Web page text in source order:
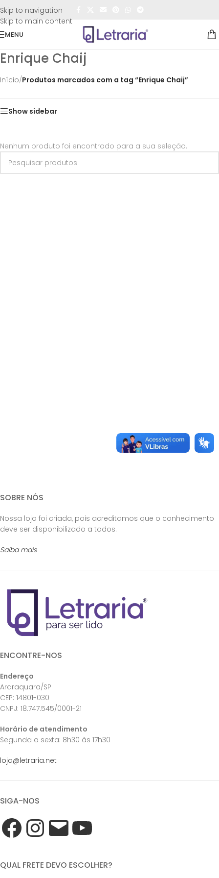
Skip to navigation
Skip to main content
FRETE GRÁTIS
MENU
Enrique Chaij
Início/Produtos marcados com a tag “Enrique Chaij”
Show sidebar
Nenhum produto foi encontrado para a sua seleção.
SOBRE NÓS
Nossa loja foi criada, pois acreditamos que o conhecimento
deve ser disponibilizado a todos.
Saiba mais
ENCONTRE-NOS
Endereço
Araraquara/SP
CEP: 14801-030
CNPJ: 18.747.545/0001-21
Horário de atendimento
Segunda a sexta: 8h30 às 17h30
loja@letraria.net
SIGA-NOS
QUAL FRETE DEVO ESCOLHER?